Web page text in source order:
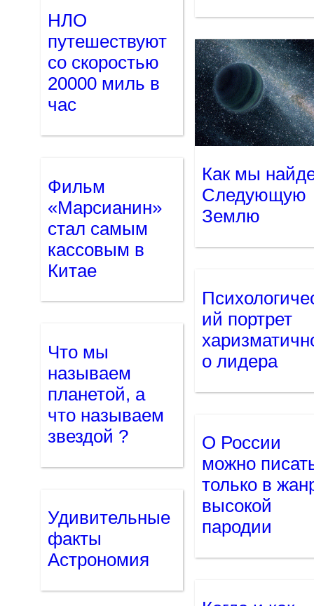
НЛО
путешествуют
со скоростью
20000 миль в
час
Фильм
«Марсианин»
стал самым
кассовым в
Китае
Что мы
называем
планетой, а
что называем
звездой ?
Удивительные
факты
Астрономия
Как мы
Следующую
Землю
ий портрет
о лидера
О России
можно
только в
высокой
пародии